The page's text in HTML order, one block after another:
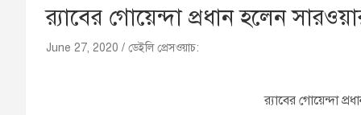
র‍্যাবের গোয়েন্দা প্রধান হলেন
June 27, 2020 ডেইলি প্রেসওয়াচ:
র‍্যাবের গোয়েন্দা